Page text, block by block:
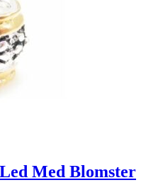
Med Blomster